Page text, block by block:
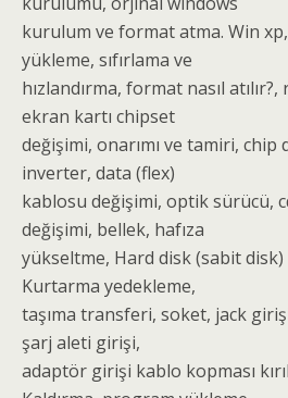
kurulum ve format atma. Win xp,
yükleme, sıfırlama ve
hızlandırma, format nasıl
ekran kartı chipset
değişimi, onarımı ve tamiri, chip
inverter, data (flex)
kablosu değişimi, optik sürücü,
değişimi, bellek, hafıza
yükseltme, Hard disk (sabit
Kurtarma yedekleme,
taşıma transferi, soket, jack
şarj aleti girişi,
adaptör girişi kablo kopması